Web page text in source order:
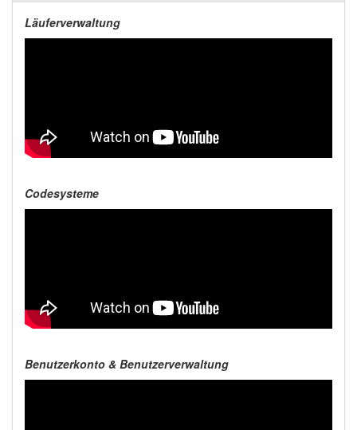
Läuferverwaltung
Codesysteme
Benutzerkonto & Benutzerverwaltung